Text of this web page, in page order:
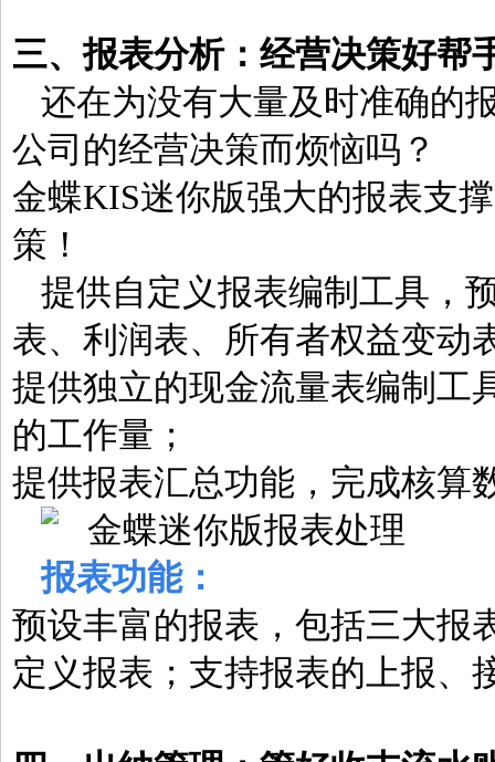
三、报表分析： 经营决策好帮
还在为没有大量及时准确的
公司的经营决策而烦恼吗？
金蝶KIS迷你版强大的报表支
策！
提供自定义报表编制工具，
表、利润表、所有者权益变动
提供独立的现金流量表编制工
的工作量；
提供报表汇总功能，完成核算
报表功能：
预设丰富的报表，包括三大报
定义报表；支持报表的上报、